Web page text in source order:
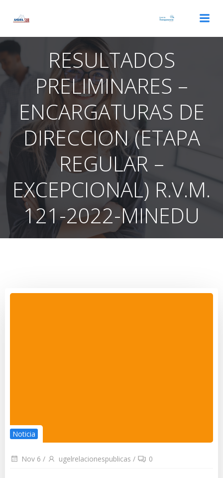
RESULTADOS
PRELIMINARES –
ENCARGATURAS DE
DIRECCION (ETAPA
REGULAR –
EXCEPCIONAL) R.V.M.
121-2022-MINEDU
Noticia
Nov 6 / ugelrelacionespublicas / 0